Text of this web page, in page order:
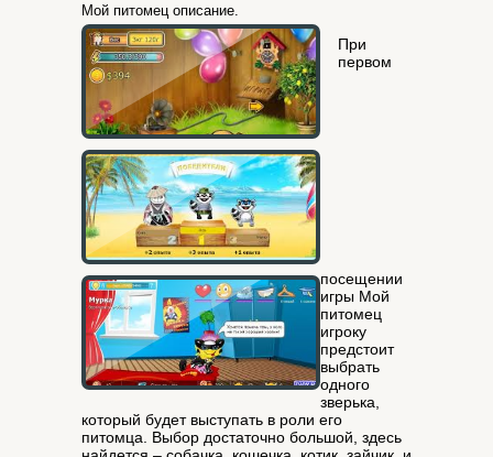
Мой питомец описание.
При
первом
посещении
игры Мой
питомец
игроку
предстоит
выбрать
одного
зверька,
который будет выступать в роли его
питомца. Выбор достаточно большой, здесь